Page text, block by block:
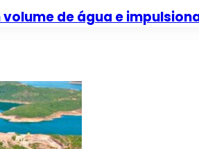
de água e